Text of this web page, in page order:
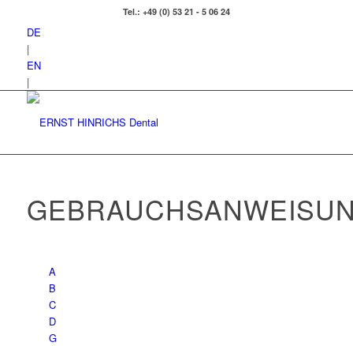
Tel.: +49 (0) 53 21 - 5 06 24
DE
|
EN
|
A
B
C
D
G